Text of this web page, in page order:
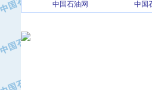
·北京三盈联合石油技术有限公司
·北京长空工业有限公司
中国石油网
中国